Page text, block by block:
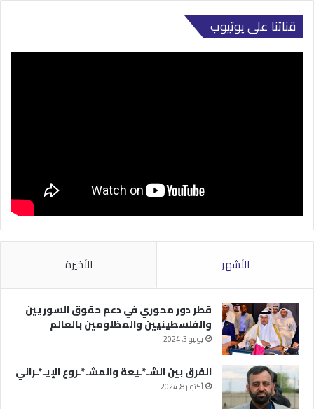
قناتنا على يوتيوب
الأشهر الأخيرة
قطر دور محوري في دعم حقوق السوريين
والفلسطينيين والمظلومين بالعالم
يوليو 3, 2024
الفرق بين الشـ*ـيعة والمشـ*ـروع الإيـ*ـراني
أكتوبر 8, 2024